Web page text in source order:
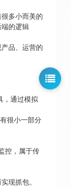
多小而美的
的逻辑
品、运营的
，通过模拟
很小一部分
控，属于传
现抓包。